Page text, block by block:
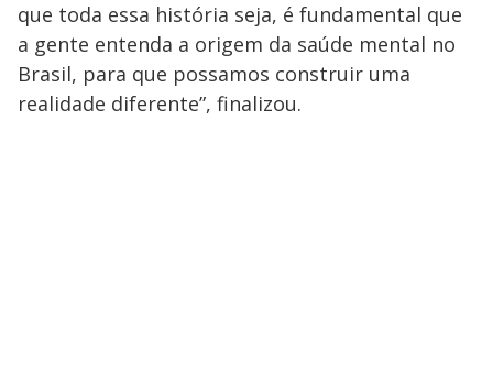
que toda essa história seja, é fundamental que
a gente entenda a origem da saúde mental no
Brasil, para que possamos construir uma
realidade diferente”, finalizou.